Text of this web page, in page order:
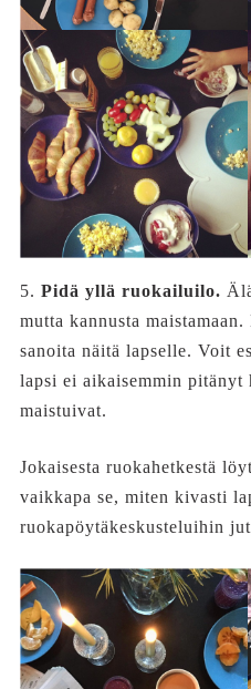
5. Pidä yllä ruokailuilo.
mutta kannusta
sanoita näitä lapselle. Voit
lapsi ei aikaisemmin pitänyt
maistuivat.
Jokaisesta ruokahetkestä
vaikkapa se, miten kivasti
ruokapöytäkeskusteluihin